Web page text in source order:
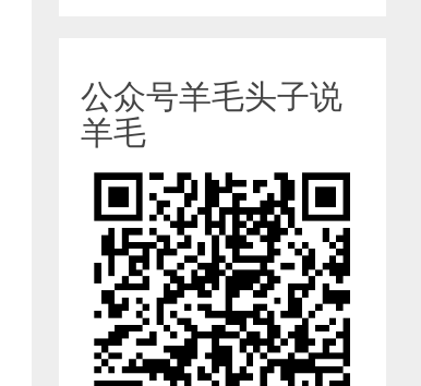
公众号羊毛头子说
羊毛